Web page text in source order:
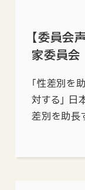
【委員会
家委員
「性差別を
対する」 日
差別を助長